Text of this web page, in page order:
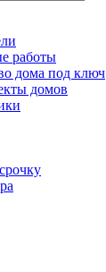
работы
дома под ключ
домов